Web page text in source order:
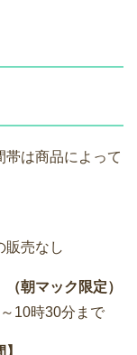
帯は商品によって
販売なし
朝マック限定）
10時30分まで